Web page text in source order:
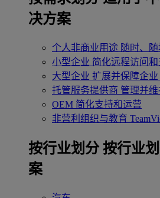
决方案
个人非商业用途 随时、
小型企业 简化远程访问
大型企业 扩展并保障企
托管服务提供商 管理并
OEM 简化支持和运营
非营利组织与教育
‌按行业划分 按行业
案